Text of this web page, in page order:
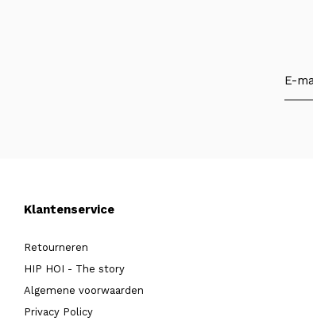
Klantenservice
Retourneren
HIP HOI - The story
Algemene voorwaarden
Privacy Policy